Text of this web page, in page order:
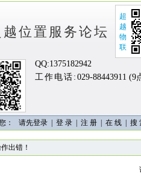
越位置服务论坛
超
越
物
联
QQ:1375182942
工作电话: 029-88443911 (9
： 请先登录 | 登 录 注 册 在 线 搜
出错！